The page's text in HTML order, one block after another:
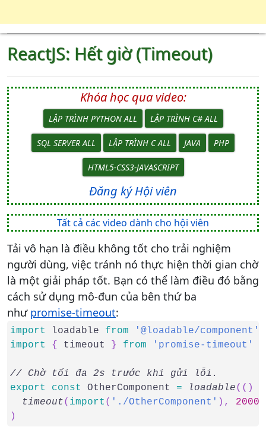
ReactJS: Hết giờ (Timeout)
Khóa học qua video:
LẬP TRÌNH PYTHON ALL LẬP TRÌNH C# ALL
SQL SERVER ALL LẬP TRÌNH C ALL JAVA PHP
HTML5-CSS3-JAVASCRIPT
Đăng ký Hội viên
Tất cả các video dành cho hội viên
Tải vô hạn là điều không tốt cho trải nghiệm
người dùng, việc tránh nó thực hiện thời gian chờ
là một giải pháp tốt. Bạn có thể làm điều đó bằng
cách sử dụng mô-đun của bên thứ ba
như promise-timeout:
import loadable from
'@loadable/component'
import
{ timeout } from 'promise-timeout'
// Chờ tối đa 2s trước khi gửi lỗi.
export
const OtherComponent = loadable( ( )
  timeout
( import ( './OtherComponent' ) , 2000
)